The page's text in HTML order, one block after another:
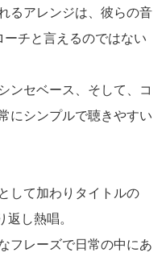
るアレンジは、彼らの音
チと言えるのではない
ンセベース、そして、コ
にシンプルで聴きやすい
して加わりタイトルの
返し熱唱。
フレーズで日常の中にあ